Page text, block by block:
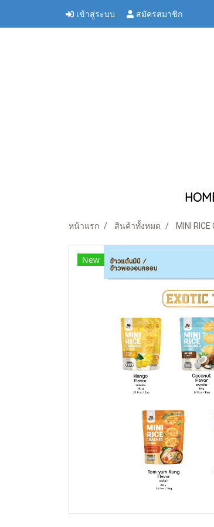
เข้าสู่ระบบ สมัครสมาชิก
หน้าแรก สินค้าทั้งหมด MINI RICE
New